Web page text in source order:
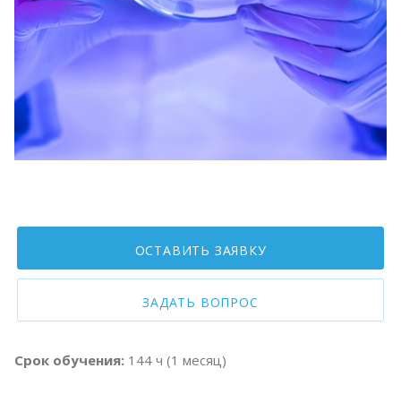
ОСТАВИТЬ ЗАЯВКУ
ЗАДАТЬ ВОПРОС
Срок обучения: 144 ч (1 месяц)